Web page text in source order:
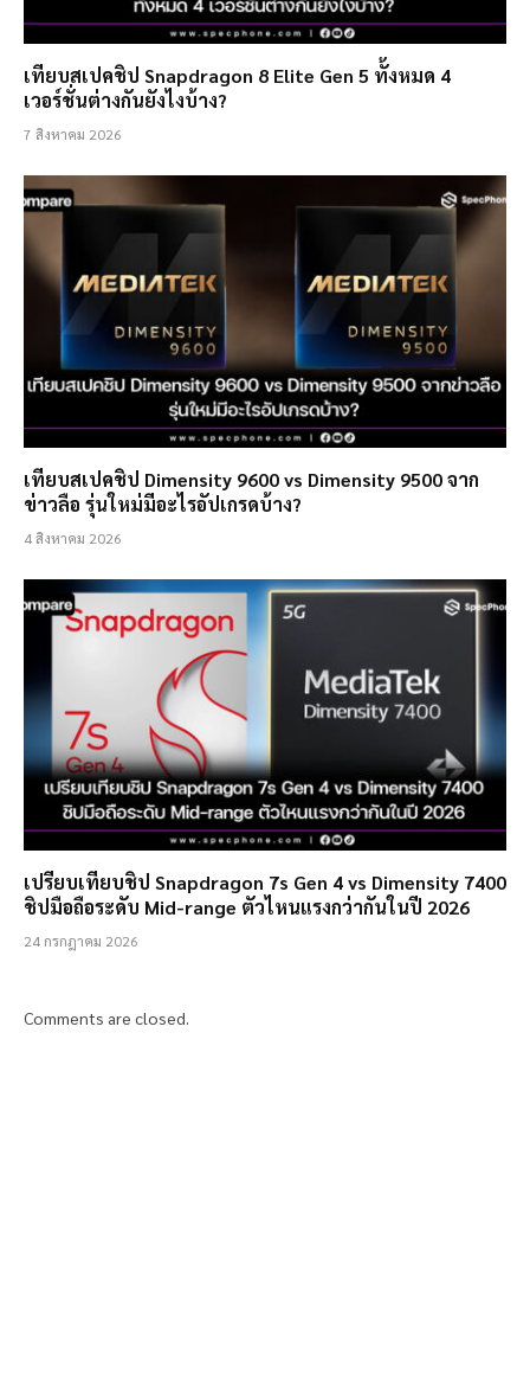
เทียบสเปคชิป Snapdragon 8 Elite Gen 5 ทั้งหมด 4
เวอร์ชั่นต่างกันยังไงบ้าง?
7 สิงหาคม 2026
เทียบสเปคชิป Dimensity 9600 vs Dimensity 9500 จาก
ข่าวลือ รุ่นใหม่มีอะไรอัปเกรดบ้าง?
4 สิงหาคม 2026
เปรียบเทียบชิป Snapdragon 7s Gen 4 vs Dimensity 7400
ชิปมือถือระดับ Mid-range ตัวไหนแรงกว่ากันในปี 2026
24 กรกฎาคม 2026
Comments are closed.